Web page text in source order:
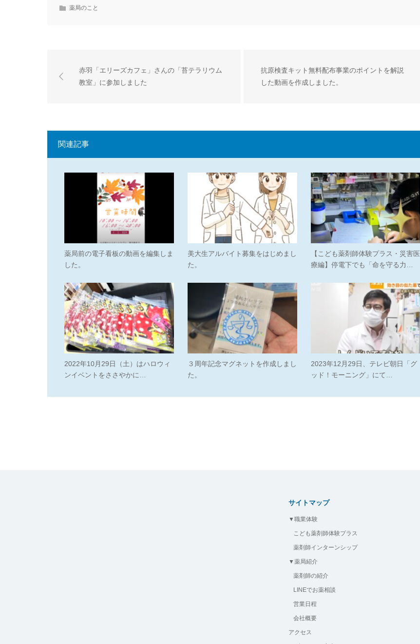
薬局のこと
赤羽「エリーズカフェ」さんの「苔テラリウム
教室」に参加しました
抗原検査キット無料配布事業のポイントを解説
した動画を作成しました。
関連記事
薬局前の電子看板の動画を編集しま
した。
美大生アルバイト募集をはじめまし
た。
【こども薬剤師体験プラス・災害医
療編】停電下でも「命を守る力…
2022年10月29日（土）はハロウィ
ンイベントをささやかに…
３周年記念マグネットを作成しまし
た。
2023年12月29日、テレビ朝日「グ
ッド！モーニング」にて…
サイトマップ
▼職業体験
こども薬剤師体験プラス
薬剤師インターンシップ
▼薬局紹介
薬剤師の紹介
LINEでお薬相談
営業日程
会社概要
アクセス